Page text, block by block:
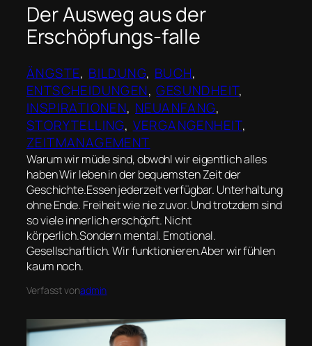
Der Ausweg aus der
Erschöpfungs-falle
ÄNGSTE, BILDUNG, BUCH
ENTSCHEIDUNGEN, GESUNDHEIT
INSPIRATIONEN, NEUANFANG
STORYTELLING, VERGANGENHEIT
ZEITMANAGEMENT
Warum wir müde sind, obwohl wir eigentlich alles
haben Wir leben in der bequemsten Zeit der
Geschichte.Essen jederzeit verfügbar. Unterhaltung
ohne Ende. Freiheit wie nie zuvor. Und trotzdem sind
so viele innerlich erschöpft. Nicht
körperlich.Sondern mental. Emotional.
Gesellschaftlich. Wir funktionieren.Aber wir fühlen
kaum noch.
Verfasst vonadmin